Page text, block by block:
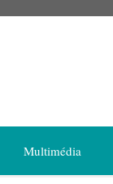
Multimédia